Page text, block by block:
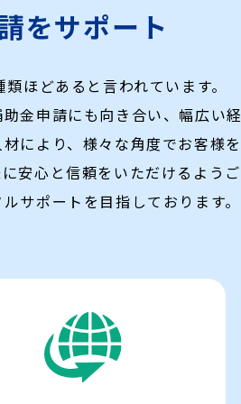
をサポート
ほどあると言われています。
金申請にも向き合い、幅広い経
により、様々な角度でお客様を
安心と信頼をいただけるようご
サポートを目指しております。